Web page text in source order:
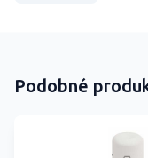
Podobné